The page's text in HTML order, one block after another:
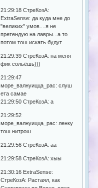
21:29:18 СтреКозА:
ExtraSense: да куда мне до
"великих" умов....я не
претендую на лавры...а то
потом тош искать будут
21:29:39 СтреКозА: на меня
фик сольёшь)))
21:29:47
море_валнуицца_рас: слуш
ета самае
21:29:50 СтреКозА: а
21:29:52
море_валнуицца_рас: ленку
тош нитрош
21:29:56 СтреКозА: аа
21:29:58 СтреКозА: хыы
21:30:16 ExtraSense:
СтреКозА: Растаял, как